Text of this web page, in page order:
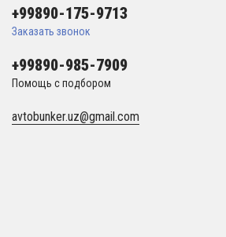
+99890-175-9713
Заказать звонок
+99890-985-7909
Помощь с подбором
avtobunker.uz@gmail.com